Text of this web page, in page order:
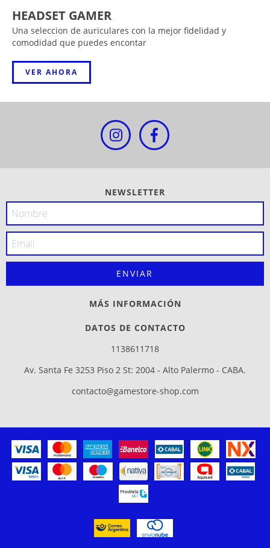
HEADSET GAMER
Una seleccion de auriculares con la mejor fidelidad y
comodidad que puedes encontar
VER AHORA
NEWSLETTER
MÁS INFORMACIÓN
DATOS DE CONTACTO
1138611718
Av. Santa Fe 3253 Piso 2 St: 2004 - Alto Palermo - CABA.
contacto@gamestore-shop.com